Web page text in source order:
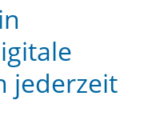
jederzeit